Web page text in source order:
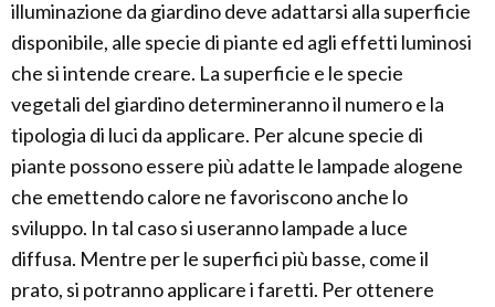
illuminazione da giardino deve adattarsi alla superficie
disponibile, alle specie di piante ed agli effetti luminosi
che si intende creare. La superficie e le specie
vegetali del giardino determineranno il numero e la
tipologia di luci da applicare. Per alcune specie di
piante possono essere più adatte le lampade alogene
che emettendo calore ne favoriscono anche lo
sviluppo. In tal caso si useranno lampade a luce
diffusa. Mentre per le superfici più basse, come il
prato, si potranno applicare i faretti. Per ottenere